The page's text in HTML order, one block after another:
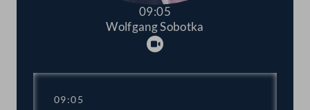
09:05
Wolfgang Sobotka
Abspielen
09:05